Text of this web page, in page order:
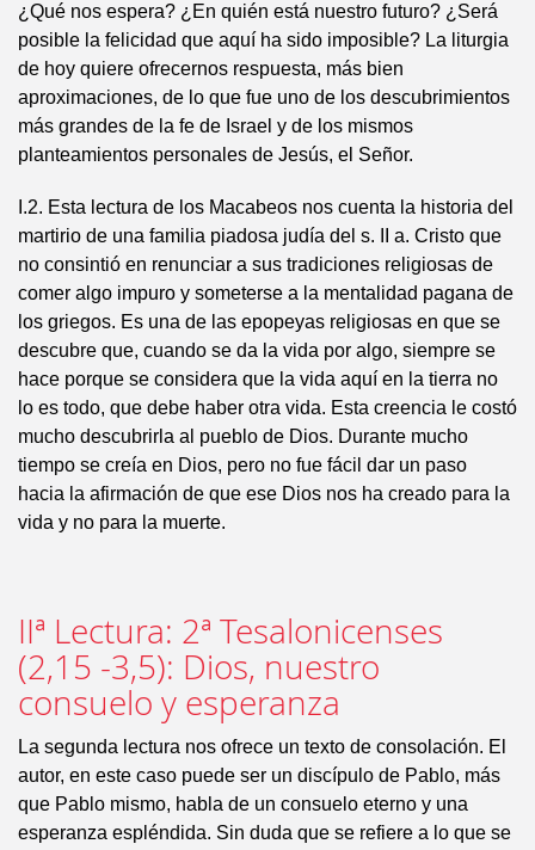
¿Qué nos espera? ¿En quién está nuestro futuro? ¿Será
posible la felicidad que aquí ha sido imposible? La liturgia
de hoy quiere ofrecernos respuesta, más bien
aproximaciones, de lo que fue uno de los descubrimientos
más grandes de la fe de Israel y de los mismos
planteamientos personales de Jesús, el Señor.
I.2. Esta lectura de los Macabeos nos cuenta la historia del
martirio de una familia piadosa judía del s. II a. Cristo que
no consintió en renunciar a sus tradiciones religiosas de
comer algo impuro y someterse a la mentalidad pagana de
los griegos. Es una de las epopeyas religiosas en que se
descubre que, cuando se da la vida por algo, siempre se
hace porque se considera que la vida aquí en la tierra no
lo es todo, que debe haber otra vida. Esta creencia le costó
mucho descubrirla al pueblo de Dios. Durante mucho
tiempo se creía en Dios, pero no fue fácil dar un paso
hacia la afirmación de que ese Dios nos ha creado para la
vida y no para la muerte.
IIª Lectura: 2ª Tesalonicenses
(2,15 -3,5): Dios, nuestro
consuelo y esperanza
La segunda lectura nos ofrece un texto de consolación. El
autor, en este caso puede ser un discípulo de Pablo, más
que Pablo mismo, habla de un consuelo eterno y una
esperanza espléndida. Sin duda que se refiere a lo que se